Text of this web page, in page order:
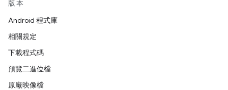
版本
Android 程式庫
相關規定
下載程式碼
預覽二進位檔
原廠映像檔